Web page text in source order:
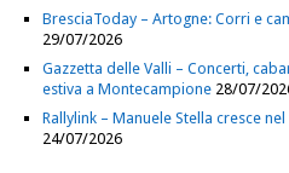
BresciaToday – Artogne: Corri e
29/07/2026
Gazzetta delle Valli – Concerti,
estiva a Montecampione 28/07/
Rallylink – Manuele Stella cresce
24/07/2026